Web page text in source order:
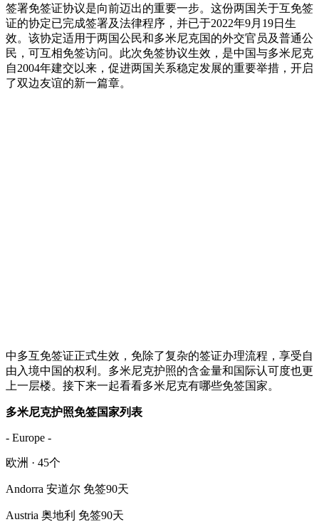
签署免签证协议是向前迈出的重要一步。这份两国关于互免签
证的协定已完成签署及法律程序，并已于2022年9月19日生
效。该协定适用于两国公民和多米尼克国的外交官员及普通公
民，可互相免签访问。此次免签协议生效，是中国与多米尼克
自2004年建交以来，促进两国关系稳定发展的重要举措，开启
了双边友谊的新一篇章。
中多互免签证正式生效，免除了复杂的签证办理流程，享受自
由入境中国的权利。多米尼克护照的含金量和国际认可度也更
上一层楼。接下来一起看看多米尼克有哪些免签国家。
多米尼克护照免签国家列表
- Europe -
欧洲 · 45个
Andorra 安道尔 免签90天
Austria 奥地利 免签90天